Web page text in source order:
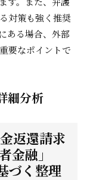
対策も強く推奨
ある場合、外部
要なポイントで
細分析
返還請求
金融」
づく整理